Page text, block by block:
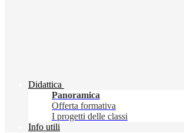
Didattica
Panoramica
Offerta formativa
I progetti delle classi
Info utili